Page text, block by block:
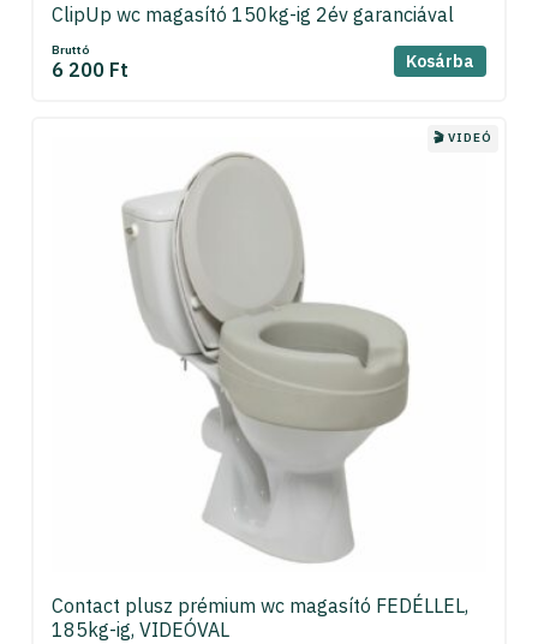
ClipUp wc magasító 150kg-ig 2év garanciával
Bruttó
6 200 Ft Kosárba
🎬 VIDEÓ
Contact plusz prémium wc magasító FEDÉLLEL,
185kg-ig, VIDEÓVAL